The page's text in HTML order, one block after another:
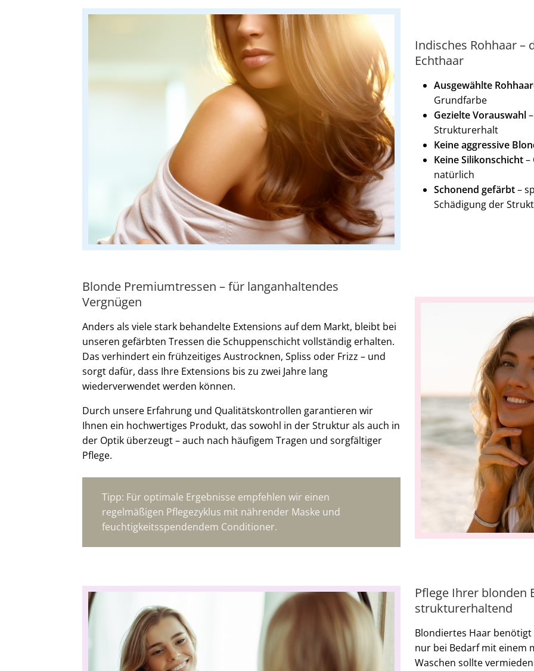
Indisches Rohhaar –
Echthaar
Ausgewählte
Grundfarbe
Gezielte Vorauswahl
Strukturerhalt
Keine aggressive
Keine Silikonschicht–
natürlich
Schonend gefärbt–
Schädigung der
Blonde Premiumtressen – für langanhaltendes
Vergnügen
Anders als viele stark behandelte Extensions auf dem Markt, bleibt bei
unseren gefärbten Tressen die Schuppenschicht vollständig erhalten.
Das verhindert ein frühzeitiges Austrocknen, Spliss oder Frizz – und
sorgt dafür, dass Ihre Extensions bis zu zwei Jahre lang
wiederverwendet werden können.
Durch unsere Erfahrung und Qualitätskontrollen garantieren wir
Ihnen ein hochwertiges Produkt, das sowohl in der Struktur als auch in
der Optik überzeugt – auch nach häufigem Tragen und sorgfältiger
Pflege.
Tipp: Für optimale Ergebnisse empfehlen wir einen
regelmäßigen Pflegezyklus mit nährender Maske und
feuchtigkeitsspendendem Conditioner.
Pflege Ihrer blonden
strukturerhaltend
Blondiertes Haar benötigt
nur bei Bedarf mit einem
Waschen sollte